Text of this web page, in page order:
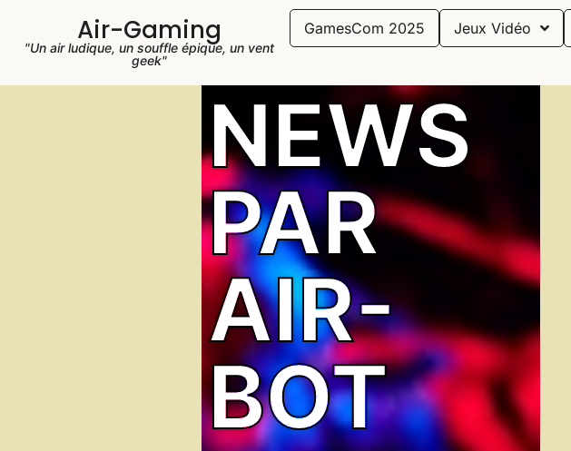
Air-Gaming
"Un air ludique, un souffle épique, un vent
geek"
GamesCom 2025 Jeux Vidéo
NEWS
PAR
AIR-
BOT